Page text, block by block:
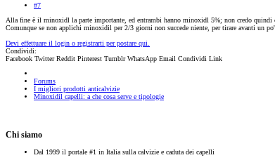
#7
Alla fine è il minoxidl la parte importante, ed entrambi hanno minoxidl 5%; non credo quindi
Comunque se non applichi minoxidil per 2/3 giorni non succede niente, per tirare avanti un
Devi effettuare il login o registrarti per postare qui.
Condividi:
Facebook Twitter Reddit Pinterest Tumblr WhatsApp Email Condividi Link
Forums
I migliori prodotti anticalvizie
Minoxidil capelli: a che cosa serve e tipologie
Chi siamo
Dal 1999 il portale #1 in Italia sulla calvizie e caduta dei capelli